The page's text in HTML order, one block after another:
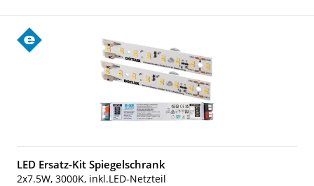
LED Ersatz-Kit Spiegelschrank
2x7.5W, 3000K, inkl.LED-Netzteil